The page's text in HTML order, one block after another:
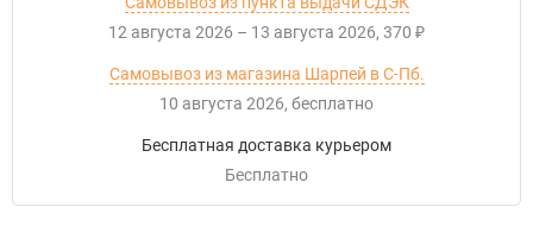
12 августа 2026 – 13 августа 2026 370 ₽
Самовывоз из магазина Шарпей в С-Пб.
10 августа 2026
Бесплатно
Бесплатная доставка курьером
Бесплатно